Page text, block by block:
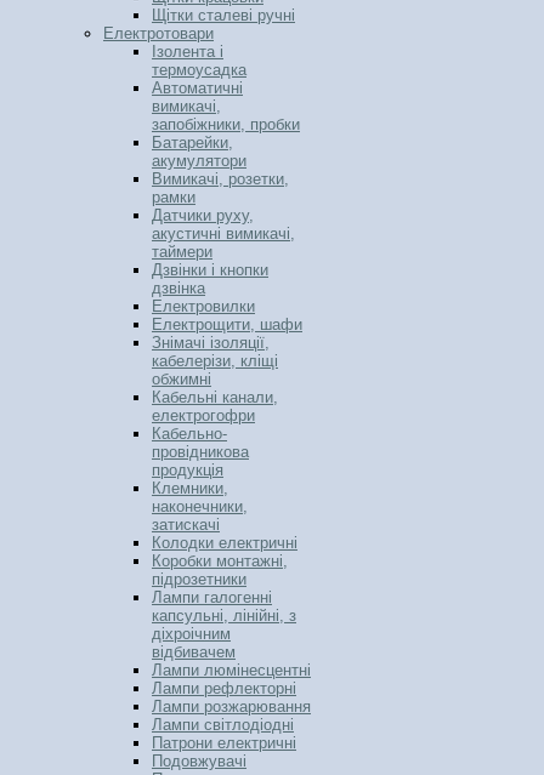
Щітки сталеві ручні
Електротовари
Ізолента і
термоусадка
Автоматичні
вимикачі,
запобіжники, пробки
Батарейки,
акумулятори
Вимикачі, розетки,
рамки
Датчики руху,
акустичні вимикачі,
таймери
Дзвінки і кнопки
дзвінка
Електровилки
Електрощити, шафи
Знімачі ізоляції,
кабелерізи, кліщі
обжимні
Кабельні канали,
електрогофри
Кабельно-
провідникова
продукція
Клемники,
наконечники,
затискачі
Колодки електричні
Коробки монтажні,
підрозетники
Лампи галогенні
капсульні, лінійні, з
діхроічним
відбивачем
Лампи люмінесцентні
Лампи рефлекторні
Лампи розжарювання
Лампи світлодіодні
Патрони електричні
Подовжувачі